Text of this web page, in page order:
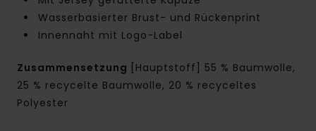
Wasserbasierter Brust- und Rückenprint
Innennaht mit Logo-Label
Zusammensetzung
[Hauptstoff] 55 % Baumwolle,
25 % recycelte Baumwolle, 20 % recyceltes
Polyester